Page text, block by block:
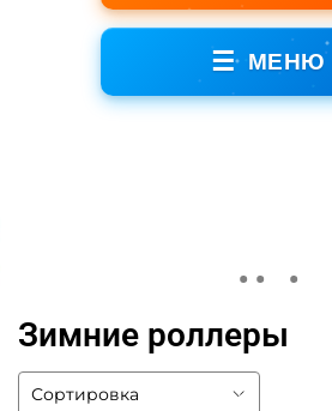
☰ МЕНЮ
Зимние роллеры